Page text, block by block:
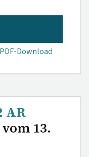
PDF-Download
AR
13.